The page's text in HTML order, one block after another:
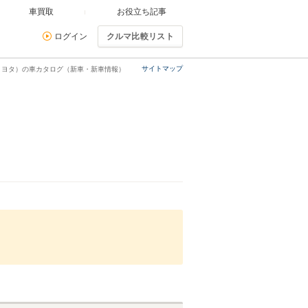
車買取 お役立ち記事
ログイン クルマ比較リスト
サイトマップ
タ）の車カタログ（新車・新車情報）